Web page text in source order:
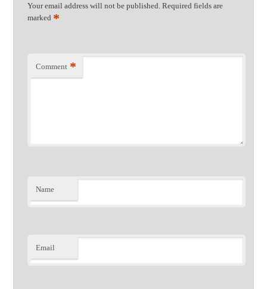
Your email address will not be published. Required fields are
marked *
Comment *
Name
Email